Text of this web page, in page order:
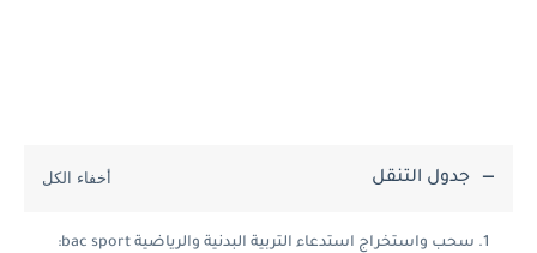
جدول التنقل
سحب واستخراج استدعاء التربية البدنية والرياضية bac sport: